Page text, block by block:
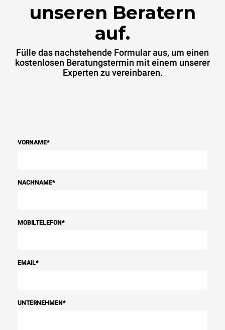
unseren Beratern
auf.
Fülle das nachstehende Formular aus, um einen
kostenlosen Beratungstermin mit einem unserer
Experten zu vereinbaren.
VORNAME*
NACHNAME*
MOBILTELEFON*
EMAIL*
UNTERNEHMEN*